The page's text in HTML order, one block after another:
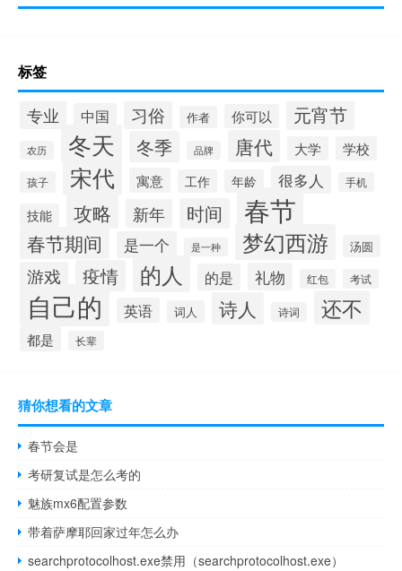
标签
专业 中国 习俗 作者 你可以 元宵节
农历 冬天 冬季 品牌 唐代 大学 学校
孩子 宋代 寓意 工作 年龄 很多人 手机
技能 攻略 新年 时间 春节
春节期间 是一个 是一种 梦幻西游 汤圆
游戏 疫情 的人 的是 礼物 红包 考试
自己的 英语 词人 诗人 诗词 还不
都是 长辈
猜你想看的文章
春节会是
考研复试是怎么考的
魅族mx6配置参数
带着萨摩耶回家过年怎么办
searchprotocolhost.exe禁用（searchprotocolhost.exe）